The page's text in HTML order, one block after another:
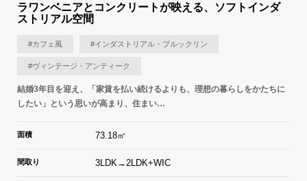
ラワンベニアとコンクリートが映える、ソフトインダ
ストリアル空間
#カフェ風 #インダストリアル・ブルックリン
#ヴィンテージ・アンティーク
結婚3年目を迎え、「家賃を払い続けるよりも、理想の暮らしをかたちに
したい」という思いが高まり、住まい…
面積 73.18㎡
間取り 3LDK→2LDK+WIC